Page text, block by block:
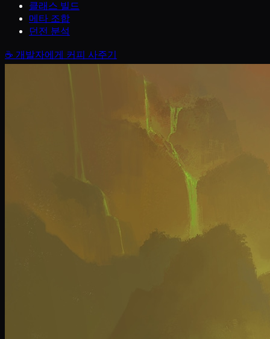
클래스 빌드
메타 조합
던전 분석
☕ 개발자에게 커피 사주기